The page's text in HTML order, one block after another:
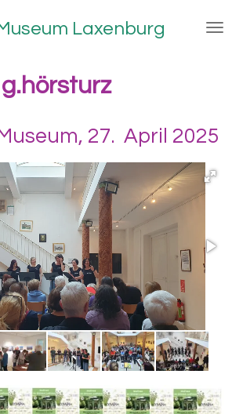
Laxenburg
g.hörsturz
27. April 2025